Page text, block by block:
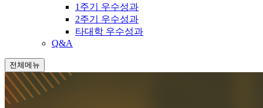
1주기 우수성과
2주기 우수성과
타대학 우수성과
Q&A
전체메뉴